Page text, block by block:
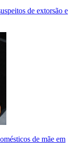
de extorsão e
de mãe em